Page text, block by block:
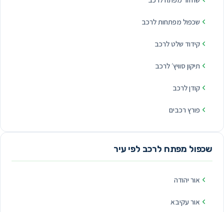
שכפול מפתחות לרכב
קידוד שלט לרכב
תיקון סוויץ׳ לרכב
קודן לרכב
פורץ רכבים
שכפול מפתח לרכב לפי עיר
אור יהודה
אור עקיבא